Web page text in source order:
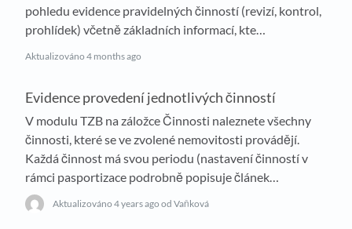
pohledu evidence pravidelných činností (revizí, kontrol,
prohlídek) včetně základních informací, kte…
Aktualizováno 4 months ago
Evidence provedení jednotlivých činností
V modulu TZB na záložce Činnosti naleznete všechny
činnosti, které se ve zvolené nemovitosti provádějí.
Každá činnost má svou periodu (nastavení činností v
rámci pasportizace podrobně popisuje článek…
Aktualizováno 4 years ago od Vaňková